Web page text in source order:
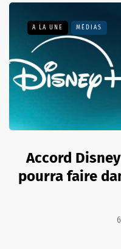
A LA UNE MÉDIAS
Accord
pourra faire